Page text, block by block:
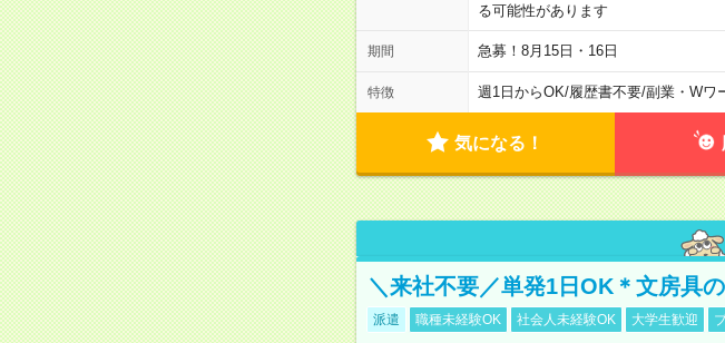
る可能性があります
期間 急募！8月15日・16日
特徴 週1日からOK/履歴書不要/副業・Wワ
気になる！
＼来社不要／単発1日OK＊文房具
派遣 職種未経験OK 社会人未経験OK 大学生歓迎